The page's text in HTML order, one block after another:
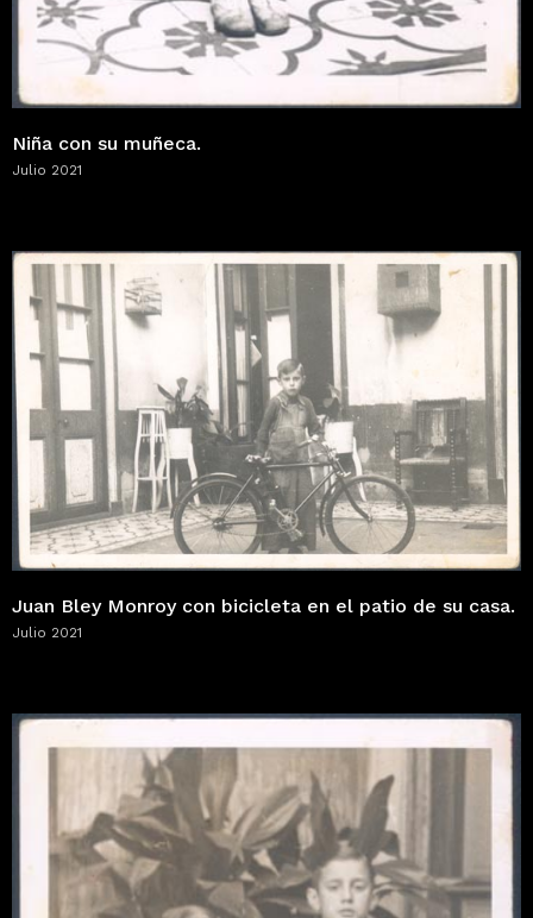
Niña con su muñeca.
Julio 2021
Juan Bley Monroy con bicicleta en el patio de su casa.
Julio 2021